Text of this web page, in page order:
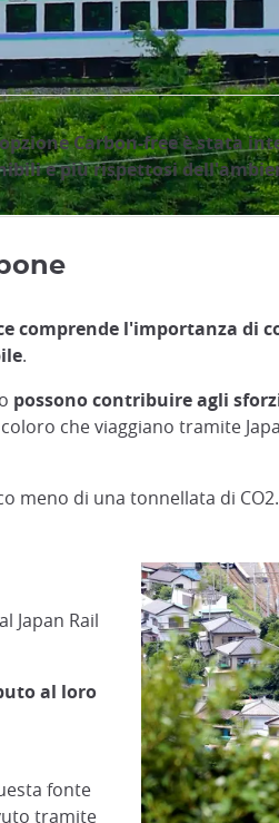
Carbon-free è stata
e più rispettosi
comprende l'importanza di
.
possono contribuire agli
che viaggiano tramite
meno di una tonnellata di CO2.
Japan Rail
al loro
fonte
tramite